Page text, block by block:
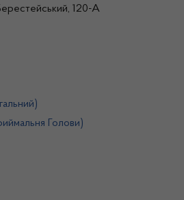
120-А
Голови)